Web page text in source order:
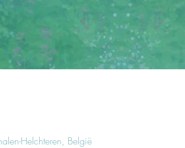
Helchteren, België